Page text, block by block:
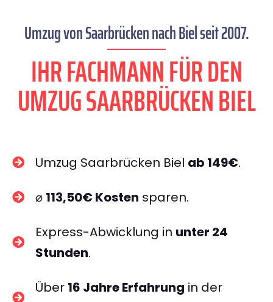
Umzug von Saarbrücken nach Biel seit 2007.
IHR FACHMANN FÜR DEN
UMZUG SAARBRÜCKEN BIEL
Umzug Saarbrücken Biel ab 149€.
⌀ 113,50€ Kosten sparen.
Express-Abwicklung in unter 24
Stunden.
Über 16 Jahre Erfahrung in der